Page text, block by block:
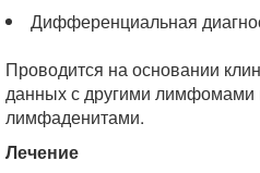
Дифференциальная
Проводится на основании
данных с другими лимфомами
лимфаденитами.
Лечение